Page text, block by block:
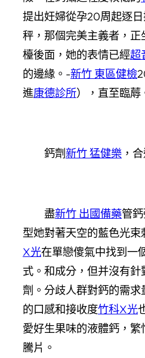
提出妊婦從孕20周起逐
秤，那個完美主義者，
檯後面，她的表情已經超
的邊緣。-新竹 東區健檢
進康德診所），直至臨蓐
鈣劑新竹 猛健樂 ，
盡新竹 出國備藥管
型她對著天空的藍色光束
X光在單戀傻氣中找到一
式。和成分，但并沒有
劑。分歧人群對鈣的需
的口感和接收度竹科X光
愛好生果味的液體鈣，
騰片。